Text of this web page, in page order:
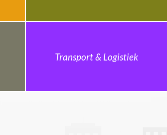
Transport & Logistiek